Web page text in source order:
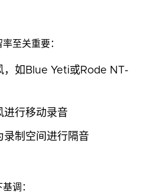
至关重要：
，如Blue Yeti或Rode NT-
进行移动录音
录制空间进行隔音
调：